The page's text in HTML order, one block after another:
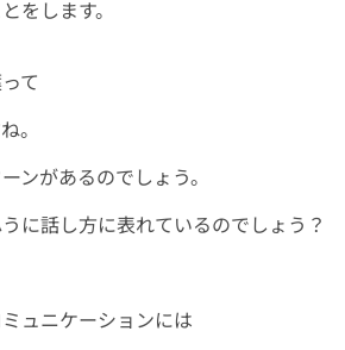
をします。
て
。
ンがあるのでしょう。
に話し方に表れているのでしょう？
ュニケーションには